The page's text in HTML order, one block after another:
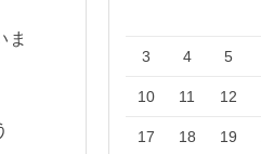
ま
3 4 5
10 11 12
17 18 19